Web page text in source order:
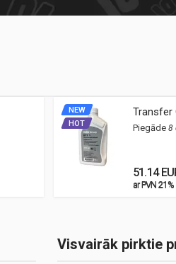
NEW
HOT
Transfer
Piegāde 8
51.14
ar PVN 21%
ar PVN 21%
Visvairāk pirktie